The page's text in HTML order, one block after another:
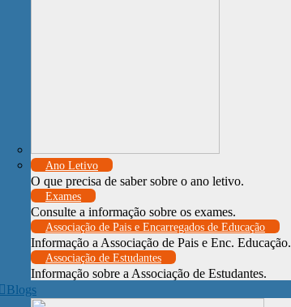
Ano Letivo
O que precisa de saber sobre o ano letivo.
Exames
Consulte a informação sobre os exames.
Associação de Pais e Encarregados de Educação
Informação a Associação de Pais e Enc. Educação.
Associação de Estudantes
Informação sobre a Associação de Estudantes.
Blogs